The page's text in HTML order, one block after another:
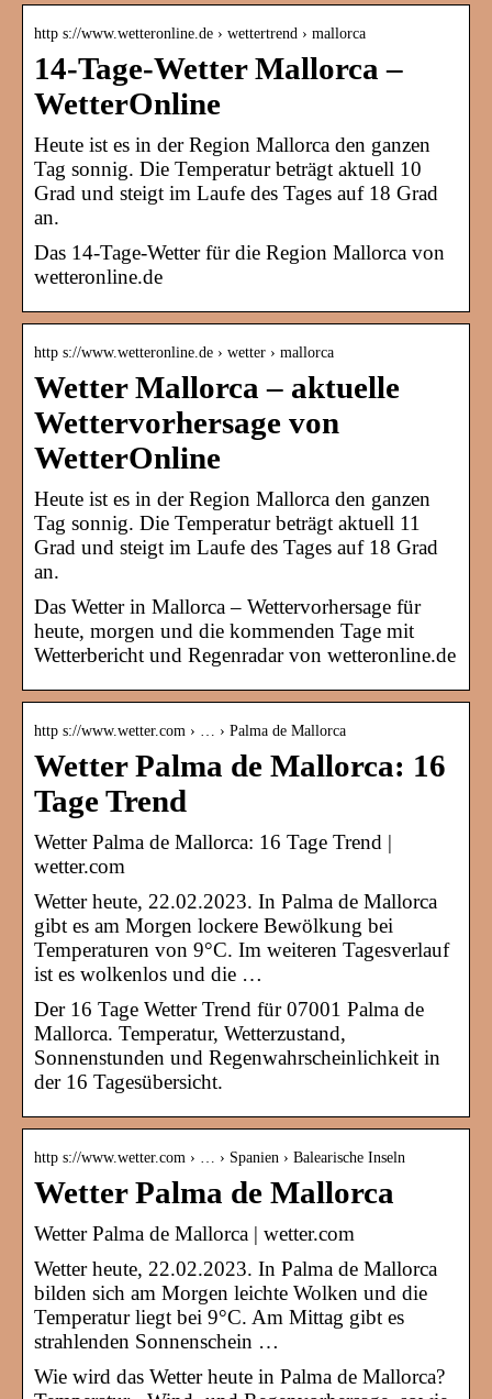
http s://www.wetteronline.de › wettertrend › mallorca
14-Tage-Wetter Mallorca –
WetterOnline
Heute ist es in der Region Mallorca den ganzen
Tag sonnig. Die Temperatur beträgt aktuell 10
Grad und steigt im Laufe des Tages auf 18 Grad
an.
Das 14-Tage-Wetter für die Region Mallorca von
wetteronline.de
http s://www.wetteronline.de › wetter › mallorca
Wetter Mallorca – aktuelle
Wettervorhersage von
WetterOnline
Heute ist es in der Region Mallorca den ganzen
Tag sonnig. Die Temperatur beträgt aktuell 11
Grad und steigt im Laufe des Tages auf 18 Grad
an.
Das Wetter in Mallorca – Wettervorhersage für
heute, morgen und die kommenden Tage mit
Wetterbericht und Regenradar von wetteronline.de
http s://www.wetter.com › … › Palma de Mallorca
Wetter Palma de Mallorca: 16
Tage Trend
Wetter Palma de Mallorca: 16 Tage Trend |
wetter.com
Wetter heute, 22.02.2023. In Palma de Mallorca
gibt es am Morgen lockere Bewölkung bei
Temperaturen von 9°C. Im weiteren Tagesverlauf
ist es wolkenlos und die …
Der 16 Tage Wetter Trend für 07001 Palma de
Mallorca. Temperatur, Wetterzustand,
Sonnenstunden und Regenwahrscheinlichkeit in
der 16 Tagesübersicht.
http s://www.wetter.com › … › Spanien › Balearische Inseln
Wetter Palma de Mallorca
Wetter Palma de Mallorca | wetter.com
Wetter heute, 22.02.2023. In Palma de Mallorca
bilden sich am Morgen leichte Wolken und die
Temperatur liegt bei 9°C. Am Mittag gibt es
strahlenden Sonnenschein …
Wie wird das Wetter heute in Palma de Mallorca?